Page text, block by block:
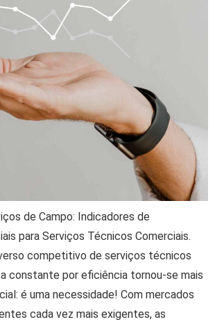
de Campo: Indicadores de
para Serviços Técnicos Comerciais.
competitivo de serviços técnicos
constante por eficiência tornou-se mais
é uma necessidade! Com mercados
cada vez mais exigentes, as